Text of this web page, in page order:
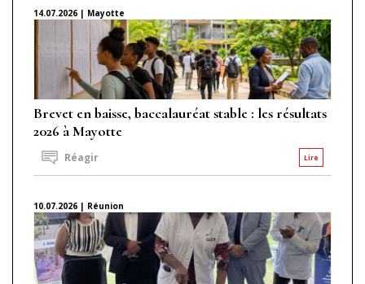
14.07.2026 | Mayotte
Brevet en baisse, baccalauréat stable : les résultats
2026 à Mayotte
Lire
Réagir
10.07.2026 | Réunion